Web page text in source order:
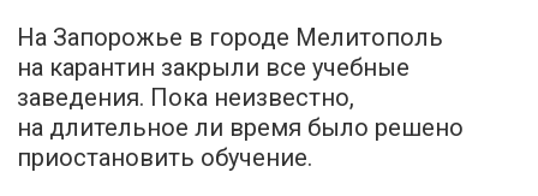
На Запорожье в городе Мелитополь
на карантин закрыли все учебные
заведения. Пока неизвестно,
на длительное ли время было решено
приостановить обучение.